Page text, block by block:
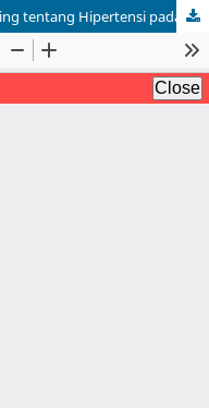
Penyuluhan Kesehatan Berbasis Daring tentang Hipertensi pada Masa Pandemik Covid-19